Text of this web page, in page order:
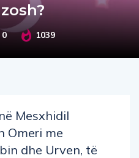
0 1039
Mesxhidil
Omeri me
dhe Urven, të